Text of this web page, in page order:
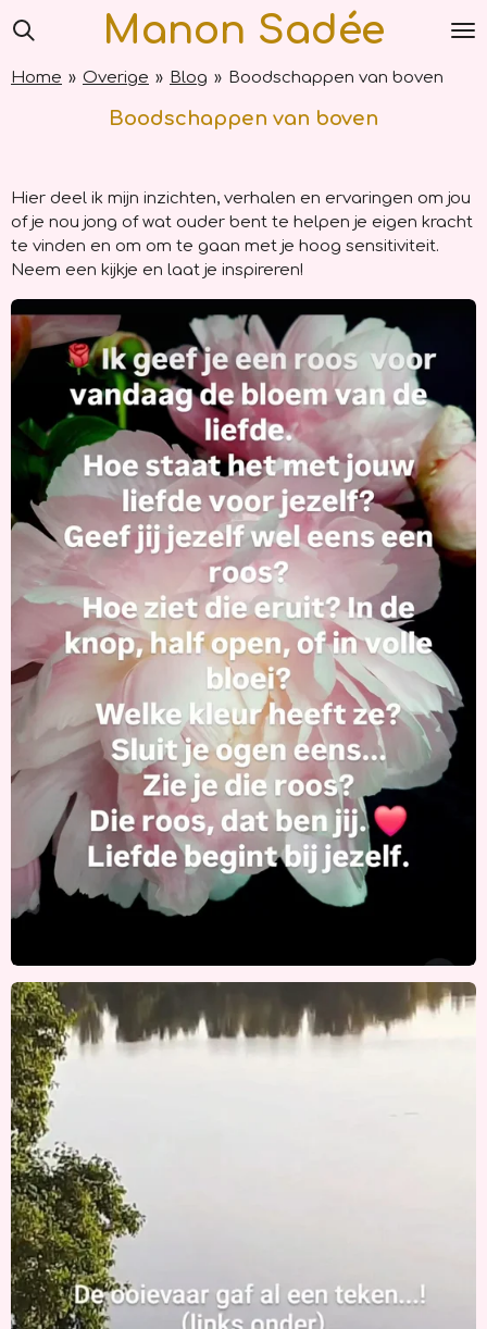
Ga
direct
naar
Manon Sadée
Home » Overige » Blog » Boodschappen van boven
Boodschappen van boven
Hier deel ik mijn inzichten, verhalen en ervaringen om jou
of je nou jong of wat ouder bent te helpen je eigen kracht
te vinden en om om te gaan met je hoog sensitiviteit.
Neem een kijkje en laat je inspireren!